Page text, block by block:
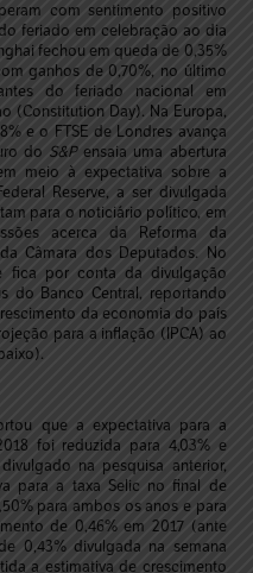
com sentimento positivo
feriado em celebração ao dia
fechou em queda de 0,35%
ganhos de 0,70%, no último
do feriado nacional em
(Constitution Day). Na Europa,
e o FTSE de Londres avança
do S&Pensaia uma abertura
meio à expectativa sobre a
Reserve, a ser divulgada
para o noticiário político, em
acerca da Reforma da
Câmara dos Deputados. No
fica por conta da divulgação
do Banco Central, reportando
da economia do país
para a inflação (IPCA) ao
que a expectativa para a
foi reduzida para 4,03% e
na pesquisa anterior,
para a taxa Selic no final de
para ambos os anos e para
de 0,46% em 2017 (ante
0,43% divulgada na semana
a estimativa de crescimento